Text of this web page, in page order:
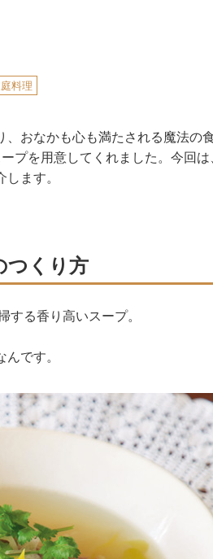
料理
おなかも心も満たされる魔法の
プを用意してくれました。今回
ます。
つくり方
する香り高いスープ。
です。